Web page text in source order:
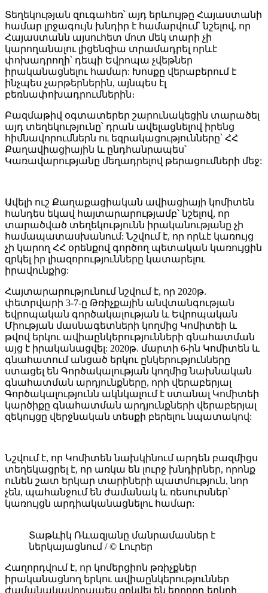
Տեղեկության զուգահեռ՝ այդ երևույթը Հայաստանի
համար լրջագույն խնդիր է համարվում՝ նշելով, որ
Հայաստանն այսուհետ մոտ մեկ տարի չի
կարողանալու լիցենզիա տրամադրել որևէ
փոխադրողի՝ դեպի Եվրոպա չվեթներ
իրականացնելու համար: Խոսքը վերաբերում է
ինչպես չարթերներին, այնպես էլ
բեռնափոխադրումներին։
Բազմաթիվ օգտատերեր շարունակեցին տարածել
այդ տեղեկությունը՝ դրան ավելացնելով իրենց
հիմնավորումներն ու եզրակացությունները՝ ՀՀ
Քաղավիացիային և ընդհանրապես՝
Կառավարությանը մեղադրելով թերացումների մեջ:
Ավելի ուշ Քաղաքացիական ավիացիայի կոմիտեն
հանդես եկավ հայտարարությամբ՝ նշելով, որ
տարածված տեղեկությունն իրականությանը չի
համապատասխանում: Նշվում է, որ որևէ կառույց
չի կարող ՀՀ օրենքով գործող պետական կառույցին
զրկել իր լիազորությունները կատարելու
իրավունքից:
Հայտարարությունում նշվում է, որ 2020թ.
փետրվարի 3-7-ը Թռիչքային անվտանգության
եվրոպական գործակալության և Եվրոպական
Միության մասնագետների կողմից Կոմիտեի և
թվով երկու ավիաընկերությունների գնահատման
այց է իրականացվել: 2020թ. մարտի 6-ին Կոմիտեն և
գնահատում անցած երկու ընկերությունները
ստացել են Գործակալության կողմից նախնական
գնահատման արդյունքները, որի վերաբերյալ
Գործակալությունն ակնկալում է ստանալ Կոմիտեի
կարծիքը գնահատման արդյունքների վերաբերյալ
զեկույցը վերջնական տեսքի բերելու նպատակով:
Նշվում է, որ Կոմիտեն նախկինում արդեն բազմիցս
տեղեկացրել է, որ առկա են լուրջ խնդիրներ, որոնք
ունեն շատ երկար տարիների պատմություն, նոր
չեն, պահանջում են ժամանակ և ռեսուրսներ՝
կառույցն արդիականացնելու համար:
Տաթևիկ Ռևազյանը մանրամասներ է
ներկայացնում / © Լուրեր
Հաղորդվում է, որ կոմերցիոն թռիչքներ
իրականացնող երկու ավիաընկերություններ
ժամանակավորապես զրկվել են երրորդ երկրի